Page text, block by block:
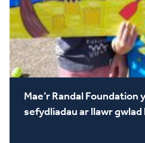
Mae’r Randal Foundation
sefydliadau ar llawr